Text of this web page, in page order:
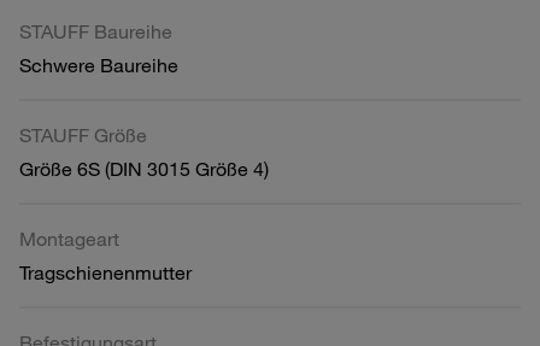
STAUFF Baureihe
Schwere Baureihe
STAUFF Größe
Größe 6S (DIN 3015 Größe 4)
Montageart
Tragschienenmutter